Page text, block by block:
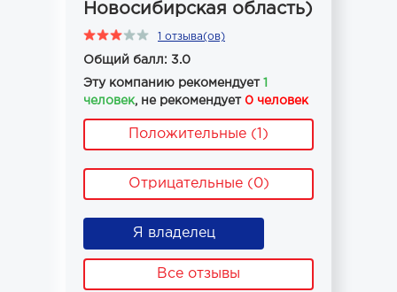
Новосибирская область)
1 отзыва(ов)
Общий балл: 3.0
Эту компанию рекомендует 1
человек, не рекомендует 0 человек
Положительные (1)
Отрицательные (0)
Я владелец
Все отзывы